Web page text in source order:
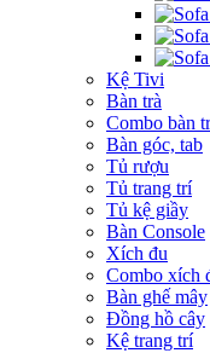
Kệ Tivi
Bàn trà
Combo bàn
Bàn góc, tab
Tủ rượu
Tủ trang trí
Tủ kệ giầy
Bàn Console
Xích đu
Combo xích
Bàn ghế mây
Đồng hồ cây
Kệ trang trí